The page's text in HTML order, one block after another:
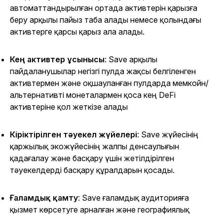
автоматтандырылған ортада активтерін қарызға
беру арқылы пайыз таба алады немесе қолындағы
активтерге қарсы қарыз ала алады.
Кең активтер ұсынысы: Save арқылы
пайдаланушылар негізгі пулда жақсы белгіленген
активтермен және оқшауланған пулдарда мемкойн/
альтернативті монеталармен қоса кең DeFi
активтеріне қол жеткізе алады
Кіріктірілген тәуекел жүйелері: Save жүйесінің
қаржылық экожүйесінің жалпы денсаулығын
қадағалау және басқару үшін жетілдірілген
тәуекелдерді басқару құралдарын қосады.
Ғаламдық қамту: Save ғаламдық аудиторияға
қызмет көрсетуге арналған және географиялық